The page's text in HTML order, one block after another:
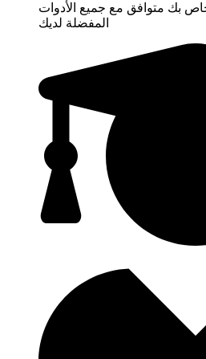
بك متوافق مع جميع الأدوات
المفضلة لديك